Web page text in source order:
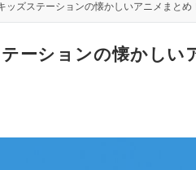
ッズステーションの懐かしいアニメまと
テーションの懐かし